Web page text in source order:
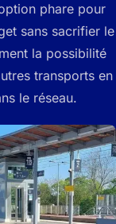
phare pour
sans sacrifier le
la possibilité
transports en
le réseau.